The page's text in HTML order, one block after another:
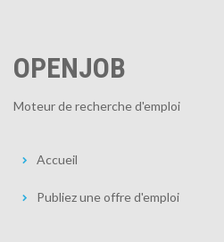
OPENJOB
Moteur de recherche d'emploi
Accueil
Publiez une offre d'emploi